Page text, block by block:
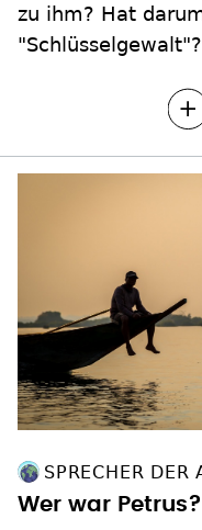
zu ihm? Hat
SPRECHER DER
Wer war Petrus?